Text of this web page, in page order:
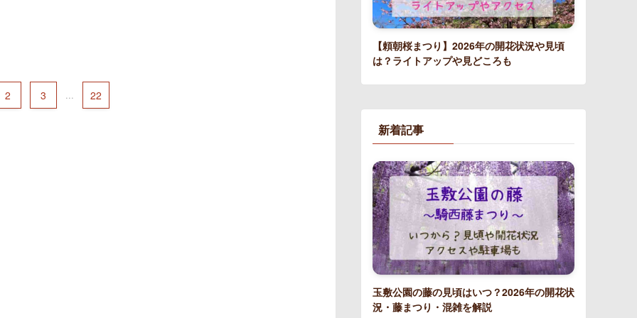
2 3 ... 22
【頼朝桜まつり】2026年の開花状況や見頃
は？ライトアップや見どころも
新着記事
玉敷公園の藤の見頃はいつ？2026年の開花状
況・藤まつり・混雑を解説